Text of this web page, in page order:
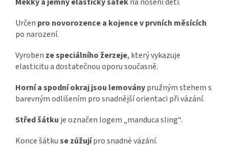
Měkký a jemný elastický šátekna nošení dětí.
Určen pro novorozence a kojence v prvních měsících
po narození.
Vyroben ze speciálního žerzeje, který vykazuje
elasticitu a dostatečnou oporu současně.
Horní a spodní okraj jsou lemoványpružným stehem s
barevným odlišením pro snadnější orientaci při vázání.
Střed šátkuje označen logem „manduca sling“.
Konce šátkuse zúžujípro snadné vázání.